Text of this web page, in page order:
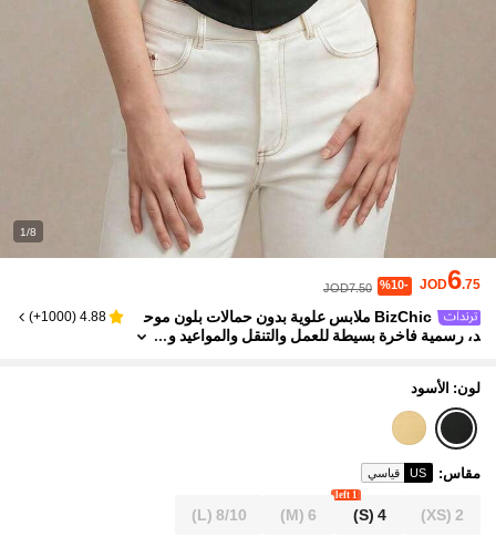
1/8
JOD6.75
%10-
JOD7.50
BizChic ملابس علوية بدون حمالات بلون موح
د، رسمية فاخرة بسيطة للعمل والتنقل والمواعيد و
ة والمناسبات الخاصة والخريف متعددة الاستخدامات وال
عطلات والمكتب والخروجات والشاطئ والتجمعات الاجت
ماعية والعطلات والتسوق وشاي بعد الظهر والسفر
4.88
(
1000+
)
لون: الأسود
مقاس:
US قياسي
2
(XS)
4
(S)
1 left
6
(M)
8/10
(L)